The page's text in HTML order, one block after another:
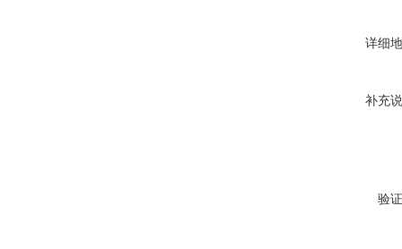
详细
补充
验